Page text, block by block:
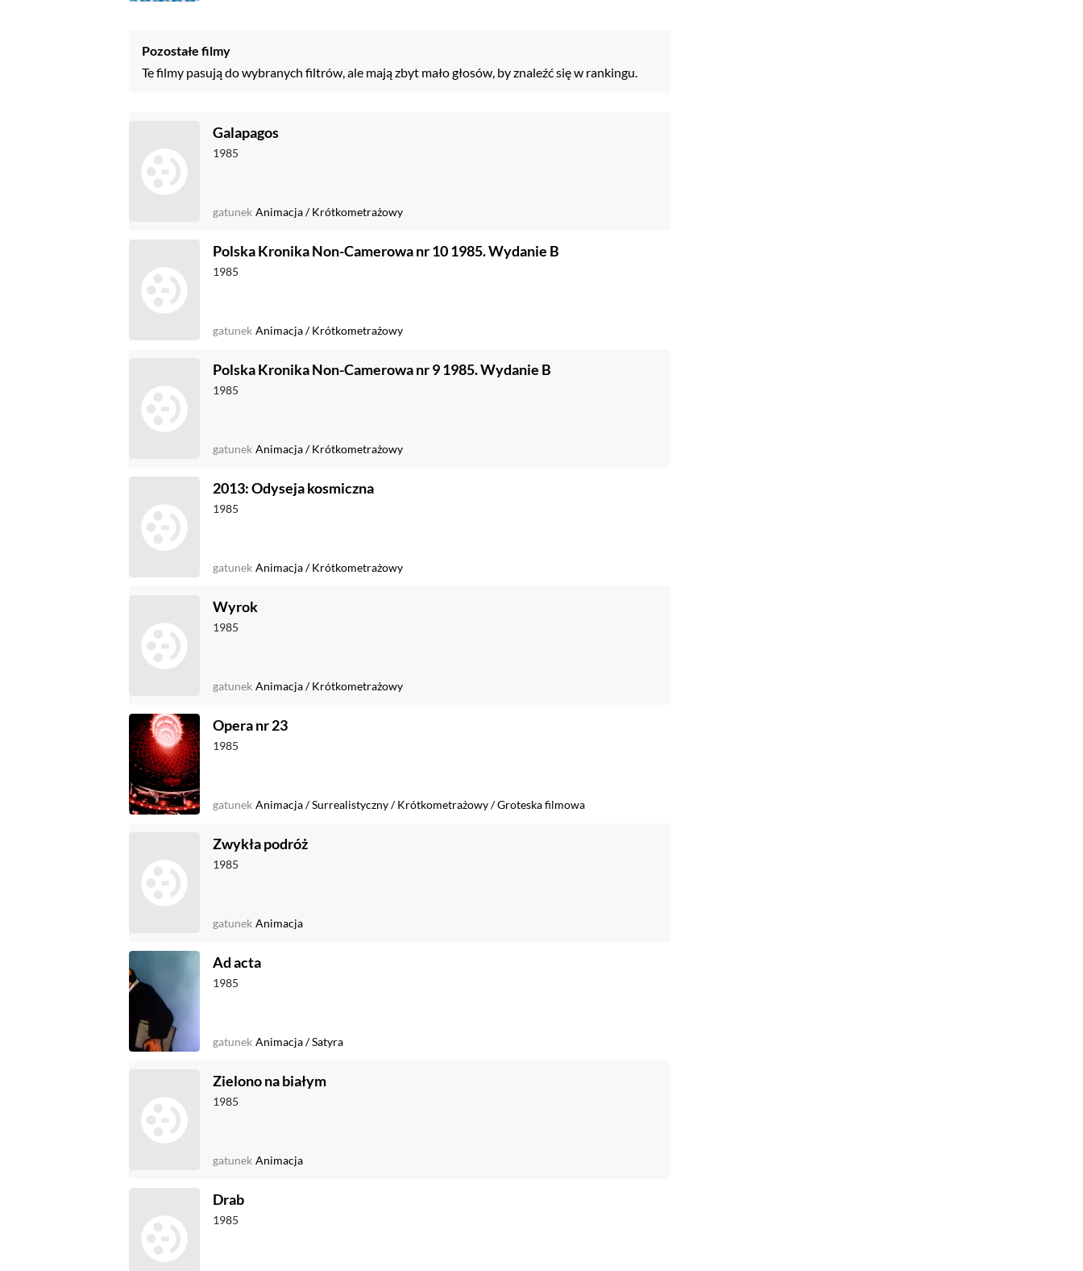
Pozostałe filmy
Te filmy pasują do wybranych filtrów, ale mają zbyt mało głosów, by znaleźć się w rankingu.
Galapagos
1985
gatunek Animacja/Krótkometrażowy
Polska Kronika Non-Camerowa nr 10 1985. Wydanie B
1985
gatunek Animacja/Krótkometrażowy
Polska Kronika Non-Camerowa nr 9 1985. Wydanie B
1985
gatunek Animacja/Krótkometrażowy
2013: Odyseja kosmiczna
1985
gatunek Animacja/Krótkometrażowy
Wyrok
1985
gatunek Animacja/Krótkometrażowy
Opera nr 23
1985
gatunek Animacja/Surrealistyczny/Krótkometrażowy/Groteska filmowa
Zwykła podróż
1985
gatunek Animacja
Ad acta
1985
gatunek Animacja/Satyra
Zielono na białym
1985
gatunek Animacja
Drab
1985